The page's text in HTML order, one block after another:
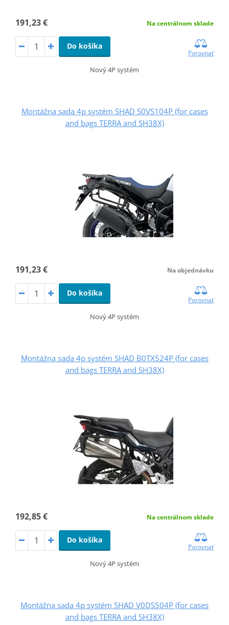
191,23 € Na centrálnom sklade
Do košíka
Porovnať
Nový 4P systém
Montážna sada 4p systém SHAD S0VS104P (for cases
and bags TERRA and SH38X)
191,23 € Na objednávku
Do košíka
Porovnať
Nový 4P systém
Montážna sada 4p systém SHAD B0TX524P (for cases
and bags TERRA and SH38X)
192,85 € Na centrálnom sklade
Do košíka
Porovnať
Nový 4P systém
Montážna sada 4p systém SHAD V0DS504P (for cases
and bags TERRA and SH38X)